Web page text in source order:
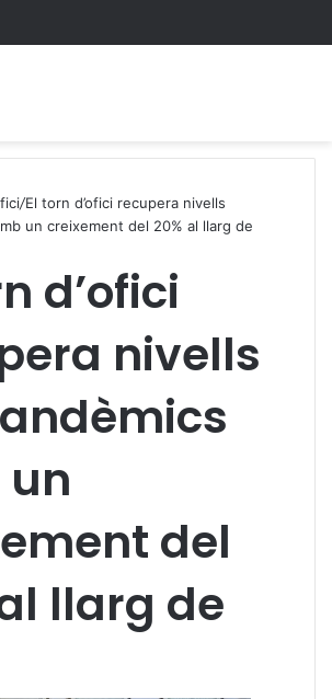
/El torn d’ofici recupera nivells
un creixement del 20% al llarg de
d’ofici
nivells
del
llarg de